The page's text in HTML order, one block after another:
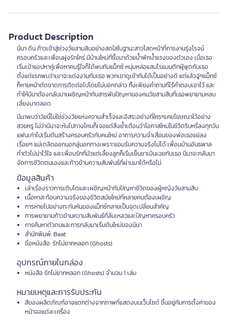
Product Description
นีนา ดีน ก้าวเข้าสู่ช่วงวัยสามสิบอย่างสดใสในฐานะสาวโสดหน้าที่การงานรุ่งโรจน์
ครอบครัวและเพื่อนฝูงรักใคร่ มีบ้านใหม่ที่ซื้อมาด้วยน้ำพักน้ำแรงของตัวเอง เมื่อเธอ
เริ่มเข้าแอปหาคู่เพื่อหาคนรู้ใจก็ได้พบกับแม็กซ์ หนุ่มหล่อแสนโรแมนติกผู้พูดกับเธอ
ตั้งแต่แรกพบว่าเขาจะแต่งงานกับเธอ พวกเขาดูเข้ากันได้เป็นอย่างดี แต่แล้วจู่ๆแม็กซ์
ก็หายหน้าตัดขาดการติดต่อไปโดยไม่บอกกล่าว ทิ้งเพียงคำถามที่ไร้คำตอบเอาไว้ และ
ทำให้นีนาต้องกลับมาเผชิญหน้ากับสารพันปัญหาของคนวัยสามสิบที่เธอพยายามหลบ
เลี่ยงมาตลอด
นีนาพบว่าวัยนี้ไม่ใช่ช่วงวัยแห่งความสำเร็จและอิสระอย่างที่ใครๆเคยโฆษณาไว้อย่าง
สวยหรู ไม่ว่านีนาจะหันไปทางไหนก็เจอแต่สิ่งย้ำเตือนว่าโอกาสใหม่ในชีวิตริบหรี่ลงทุกวัน
แฟนเก่าไปเริ่มต้นสร้างครอบครัวกับคนใหม่ อาการความจำเสื่อมของพ่อเธอแย่ลง
เรื่อยๆ แม่เตลิดออกนอกลู่นอกทางเพราะยอมรับความจริงไม่ได้ เพื่อนบ้านอันธพาล
ทำตัวไม่น่าไว้ใจ และเพื่อนรักที่มัวแต่เลี้ยงลูกก็เริ่มเย็นชาเมินเฉยกับเธอ นีนาจะกลับมา
จัดการชีวิตตนเองและก้าวข้ามความสัมพันธ์ที่ผ่านมาได้หรือไม่
ข้อมูลสินค้า
เล่าเรื่องราวการเติบโตและเผชิญหน้ากับปัญหาชีวิตของผู้หญิงวัยสามสิบ
เนื้อหาสะท้อนความจริงของชีวิตสมัยใหม่ที่หลายคนต้องเผชิญ
การหายไปอย่างกะทันหันของแม็กซ์กลายเป็นจุดเปลี่ยนสำคัญ
การพยายามก้าวข้ามความสัมพันธ์ที่ล้มเหลวและปัญหาครอบครัว
การค้นหาตัวตนและการกลับมาเริ่มต้นใหม่ของนีนา
สำนักพิมพ์: Beat
ชื่อหนังสือ: รักไม่ยากหลอก (Ghosts)
อุปกรณ์ภายในกล่อง
หนังสือ รักไม่ยากหลอก (Ghosts) จำนวน 1 เล่ม
หมายเหตุและการรับประกัน
สีของผลิตภัณฑ์อาจแตกต่างจากภาพที่แสดงบนเว็บไซต์ ขึ้นอยู่กับการตั้งค่าของ
หน้าจอแต่ละเครื่อง